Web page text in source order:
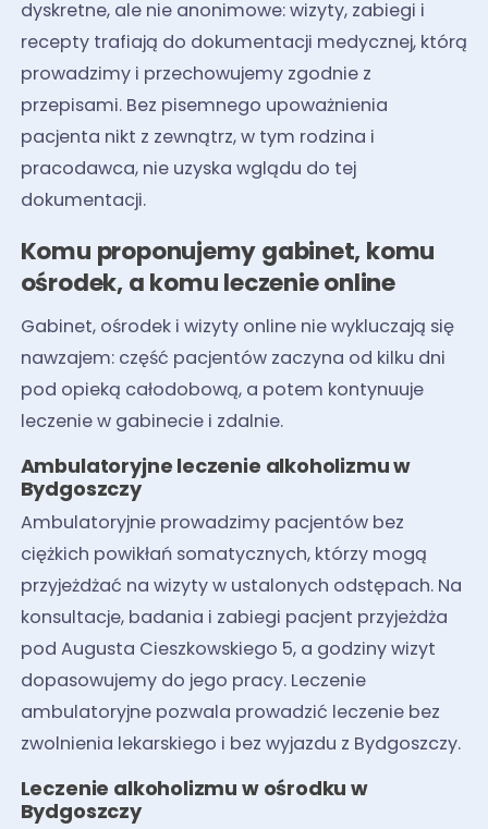
dyskretne, ale nie anonimowe: wizyty, zabiegi i
recepty trafiają do dokumentacji medycznej, którą
prowadzimy i przechowujemy zgodnie z
przepisami. Bez pisemnego upoważnienia
pacjenta nikt z zewnątrz, w tym rodzina i
pracodawca, nie uzyska wglądu do tej
dokumentacji.
Komu proponujemy gabinet, komu
ośrodek, a komu leczenie online
Gabinet, ośrodek i wizyty online nie wykluczają się
nawzajem: część pacjentów zaczyna od kilku dni
pod opieką całodobową, a potem kontynuuje
leczenie w gabinecie i zdalnie.
Ambulatoryjne leczenie alkoholizmu w
Bydgoszczy
Ambulatoryjnie prowadzimy pacjentów bez
ciężkich powikłań somatycznych, którzy mogą
przyjeżdżać na wizyty w ustalonych odstępach. Na
konsultacje, badania i zabiegi pacjent przyjeżdża
pod Augusta Cieszkowskiego 5, a godziny wizyt
dopasowujemy do jego pracy. Leczenie
ambulatoryjne pozwala prowadzić leczenie bez
zwolnienia lekarskiego i bez wyjazdu z Bydgoszczy.
Leczenie alkoholizmu w ośrodku w
Bydgoszczy